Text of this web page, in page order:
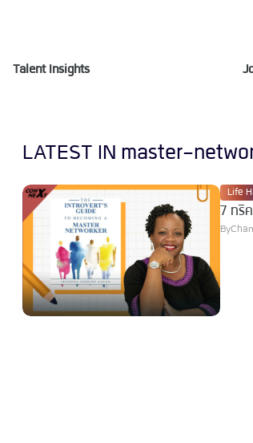
Talent Insights
LATEST IN master-
Life
7 ทริ
By